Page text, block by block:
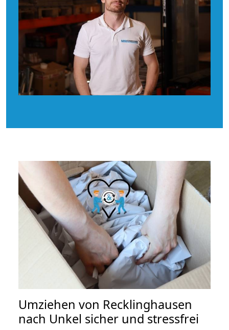
Umziehen von Recklinghausen
nach Unkel sicher und stressfrei